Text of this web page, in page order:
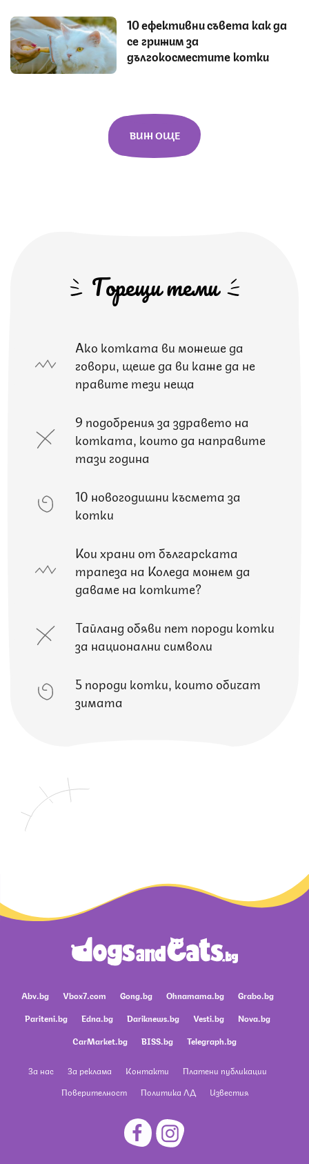
10 ефективни съвета как да
се грижим за
дългокосместите котки
ВИЖ ОЩЕ
Горещи теми
Ако котката ви можеше да
говори, щеше да ви каже да не
правите тези неща
9 подобрения за здравето на
котката, които да направите
тази година
10 новогодишни късмета за
котки
Кои храни от българската
трапеза на Коледа можем да
даваме на котките?
Тайланд обяви пет породи котки
за национални символи
5 породи котки, които обичат
зимата
Abv.bg Vbox7.com Gong.bg Ohnamama.bg
Grabo.bg
Pariteni.bg
Edna.bg Dariknews.bg Vesti.bg
Nova.bg
CarMarket.bg
BISS.bg Telegraph.bg
За нас За реклама Контакти
Платени публикации
Поверителност
Политика ЛД Известия